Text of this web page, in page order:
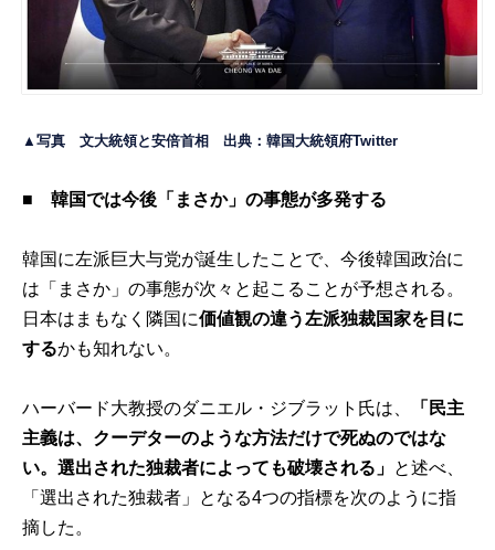
▲写真 文大統領と安倍首相 出典：韓国大統領府Twitter
■ 韓国では今後「まさか」の事態が多発する
韓国に左派巨大与党が誕生したことで、今後韓国政治に
は「まさか」の事態が次々と起こることが予想される。
日本はまもなく隣国に価値観の違う左派独裁国家を目に
するかも知れない。
ハーバード大教授のダニエル・ジブラット氏は、
「民主
主義は、クーデターのような方法だけで死ぬのではな
い。選出された独裁者によっても破壊される」 と述べ、
「選出された独裁者」となる4つの指標を次のように指
摘した。